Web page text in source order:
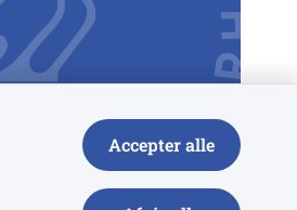
Accepter alle